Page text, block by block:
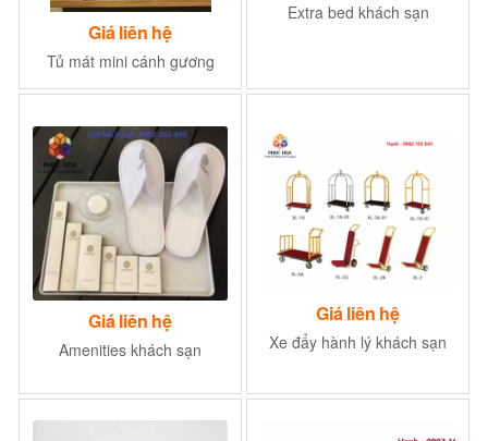
Giá liên hệ
Tủ mát mini cánh gương
Extra bed khách sạn
Giá liên hệ
Amenities khách sạn
Giá liên hệ
Xe đẩy hành lý khách sạn